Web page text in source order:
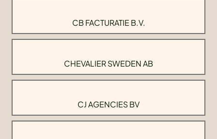
CB FACTURATIE B.V.
CHEVALIER SWEDEN AB
CJ AGENCIES BV